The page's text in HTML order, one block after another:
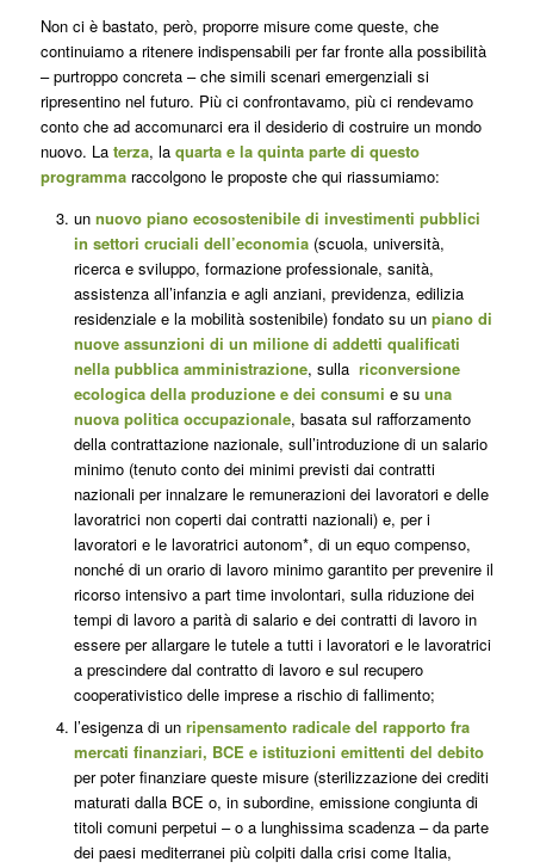
Non ci è bastato, però, proporre misure come queste, che
continuiamo a ritenere indispensabili per far fronte alla possibilità
– purtroppo concreta – che simili scenari emergenziali si
ripresentino nel futuro. Più ci confrontavamo, più ci rendevamo
conto che ad accomunarci era il desiderio di costruire un mondo
nuovo. La terza, la quarta e la quinta parte di questo
programmaraccolgono le proposte che qui riassumiamo:
un nuovo piano ecosostenibile di investimenti pubblici
in settori cruciali dell’economia(scuola, università,
ricerca e sviluppo, formazione professionale, sanità,
assistenza all’infanzia e agli anziani, previdenza, edilizia
residenziale e la mobilità sostenibile) fondato su unpiano di
nuove assunzioni di un milione di addetti qualificati
nella pubblica amministrazione, sulla riconversione
ecologica della produzione e dei consumi e su una
nuova politica occupazionale, basata sul rafforzamento
dellacontrattazione nazionale, sull’introduzione di unsalario
minimo(tenuto conto dei minimi previsti dai contratti
nazionali per innalzare le remunerazioni dei lavoratori e delle
lavoratrici non coperti dai contratti nazionali) e, per i
lavoratori e le lavoratrici autonom*, di un equo compenso,
nonché di un orario di lavoro minimo garantitoper prevenire il
ricorso intensivo a part time involontari, sulla riduzione dei
tempi di lavoro a parità di salarioe dei contratti di lavoroin
essere per allargare le tutele a tutti i lavoratori e le lavoratrici
a prescindere dal contratto di lavoro e sul recupero
cooperativistico delle imprese a rischio di fallimento;
l’esigenza di un ripensamento radicale del rapporto fra
mercati finanziari, BCE e istituzioni emittenti del debito
per poter finanziare queste misure (sterilizzazione dei crediti
maturati dalla BCE o, in subordine, emissione congiunta di
titoli comuni perpetui– o a lunghissima scadenza –da parte
dei paesi mediterranei più colpiti dalla crisi come Italia,